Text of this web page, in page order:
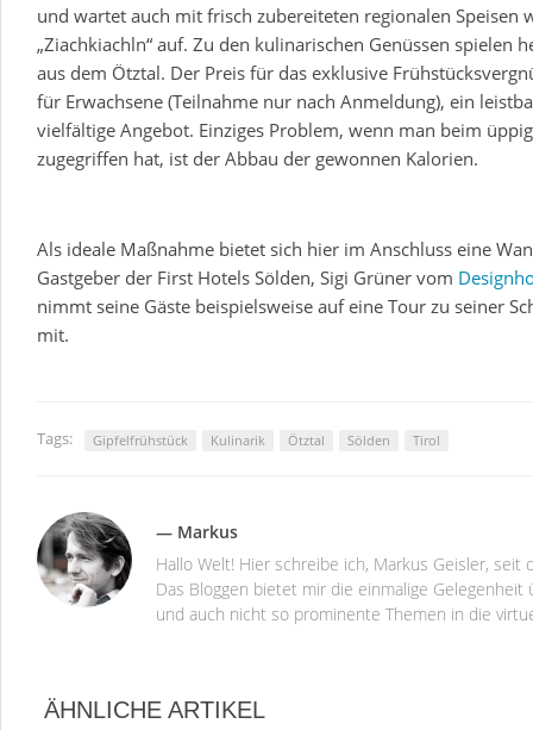
und wartet auch mit frisch zubereiteten regionalen Speisen
„Ziachkiachln“ auf. Zu den kulinarischen Genüssen spielen
aus dem Ötztal. Der Preis für das exklusive
für Erwachsene (Teilnahme nur nach Anmeldung), ein
vielfältige Angebot. Einziges Problem, wenn man beim
zugegriffen hat, ist der Abbau der gewonnen Kalorien.
Als ideale Maßnahme bietet sich hier im Anschluss eine
Gastgeber der First Hotels Sölden, Sigi Grüner vom
nimmt seine Gäste beispielsweise auf eine Tour zu seiner
mit.
Tags: Gipfelfrühstück Kulinarik Ötztal Sölden Tirol
— Markus
Hallo Welt! Hier schreibe ich, Markus Geisler,
Das Bloggen bietet mir die einmalige
und auch nicht so prominente Themen in die
ÄHNLICHE ARTIKEL